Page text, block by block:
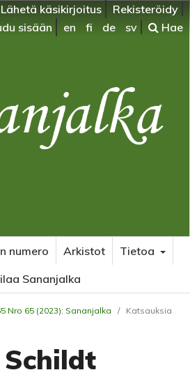
Lähetä käsikirjoitus
Rekisteröidy
sisään
en fi de sv Hae
numero Arkistot
Tietoa
Sananjalka
Nro 65 (2023): Sananjalka / Katsauksia